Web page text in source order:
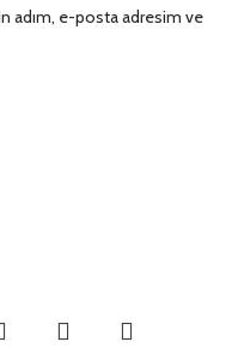
adım, e-posta adresim ve